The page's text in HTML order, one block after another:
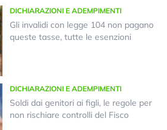
DICHIARAZIONI E ADEMPIMENTI
Gli invalidi con legge 104 non pagano
queste tasse, tutte le esenzioni
DICHIARAZIONI E ADEMPIMENTI
Soldi dai genitori ai figli, le regole per
non rischiare controlli del Fisco